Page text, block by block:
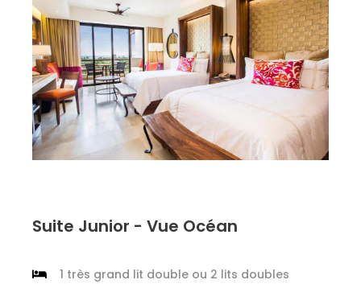
Suite Junior - Vue Océan
1 très grand lit double ou 2 lits doubles